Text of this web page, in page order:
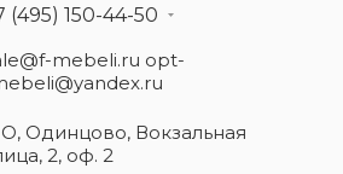
(495) 150-44-50
mebeli.ru opt-
Одинцово, Вокзальная
2, оф. 2